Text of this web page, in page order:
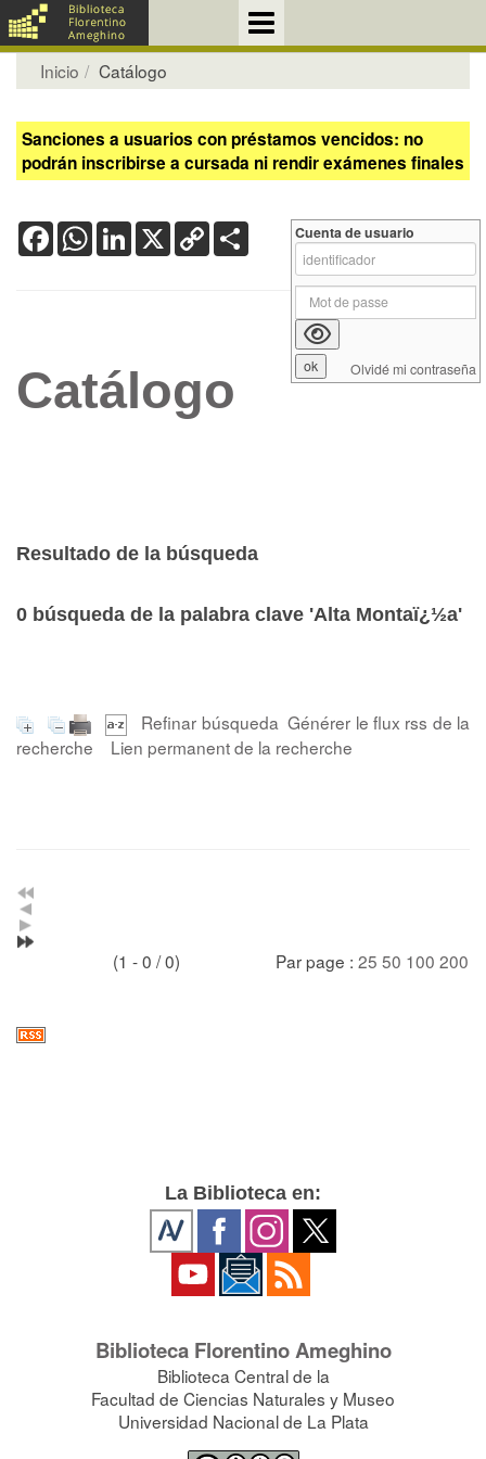
Inicio Catálogo
Sanciones a usuarios con préstamos vencidos: no
podrán inscribirse a cursada ni rendir exámenes finales
FacebookWhatsApp
LinkedIn
X Copy
Link
Catálogo
Resultado de la búsqueda
0 búsqueda de la palabra clave 'Alta Montaï¿½a'
Refinar búsqueda Générer le flux rss de la
recherche
Lien permanent de la recherche
(1 - 0 / 0) Par page : 25 50 100 200
Cuenta de usuario
Olvidé mi contraseña
La Biblioteca en:
Biblioteca Florentino Ameghino
Biblioteca Central de la
Facultad de Ciencias Naturales y Museo
Universidad Nacional de La Plata